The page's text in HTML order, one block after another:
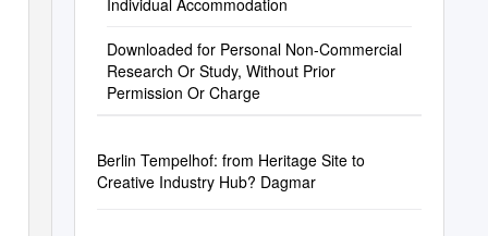
Individual Accommodation
Downloaded for Personal Non-Commercial
Research Or Study, Without Prior
Permission Or Charge
Berlin Tempelhof: from Heritage Site to
Creative Industry Hub? Dagmar